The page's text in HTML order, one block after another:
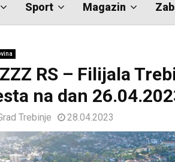
Sport Magazin
RS – Filijala
na dan
Trebinje 28.04.2023